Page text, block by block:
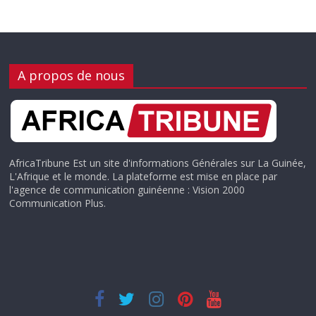
A propos de nous
AfricaTribune Est un site d'informations Générales sur La Guinée,
L'Afrique et le monde. La plateforme est mise en place par
l'agence de communication guinéenne : Vision 2000
Communication Plus.